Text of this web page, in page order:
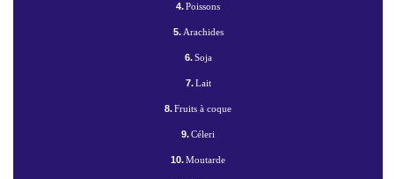
4.Poissons
5.Arachides
6.Soja
7.Lait
8.Fruits à coque
9.Céleri
10.Moutarde